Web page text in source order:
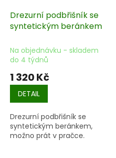
Drezurní podbřišník se
syntetickým beránkem
Na objednávku - skladem
do 4 týdnů
1 320 Kč
DETAIL
Drezurní podbřišník se
syntetickým beránkem,
možno prát v pračce.